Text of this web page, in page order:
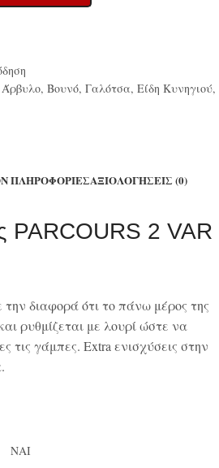
Άρβυλο, Βουνό, Γαλότσα, Είδη Κυνηγιού,
ΠΛΗΡΟΦΟΡΊΕΣΑΞΙΟΛΟΓΉΣΕΙΣ (0)
PARCOURS 2 VAR
διαφορά ότι το πάνω μέρος της
ρυθμίζεται με λουρί ώστε να
τις γάμπες. Extra ενισχύσεις στην
NAI